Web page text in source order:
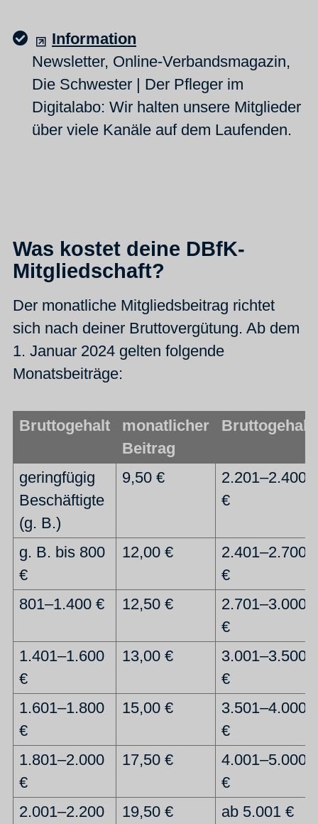
Information
Newsletter, Online-Verbandsmagazin,
Die Schwester | Der Pfleger im
Digitalabo: Wir halten unsere Mitglieder
über viele Kanäle auf dem Laufenden.
Was kostet deine DBfK-
Mitgliedschaft?
Der monatliche Mitgliedsbeitrag richtet
sich nach deiner Bruttovergütung. Ab dem
1. Januar 2024 gelten folgende
Monatsbeiträge:
Bruttogehalt
monatlicher
Beitrag
Bruttogehalt
geringfügig
Beschäftigte
(g. B.)
9,50 €
2.201–2.400
€
g. B. bis 800
€
12,00 €
2.401–2.700
€
801–1.400 €
12,50 €
2.701–3.000
€
1.401–1.600
€
13,00 €
3.001–3.500
€
1.601–1.800
€
15,00 €
3.501–4.000
€
1.801–2.000
€
17,50 €
4.001–5.000
€
2.001–2.200
19,50 € ab 5.001 €